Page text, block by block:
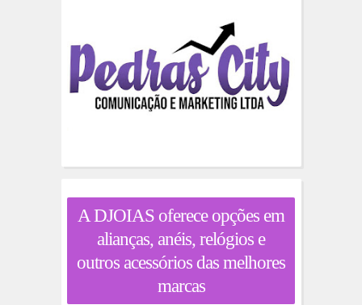
A DJOIAS oferece opções em
alianças, anéis, relógios e
outros acessórios das melhores
marcas